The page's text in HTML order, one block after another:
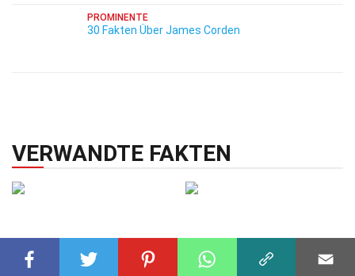
PROMINENTE
30 Fakten Über James Corden
VERWANDTE FAKTEN